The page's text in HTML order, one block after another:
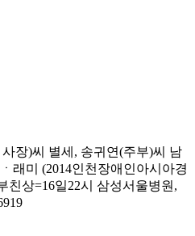
장)씨 별세, 송귀연(주부)씨 남
래미 (2014인천장애인아시아경
친상=16일22시 삼성서울병원,